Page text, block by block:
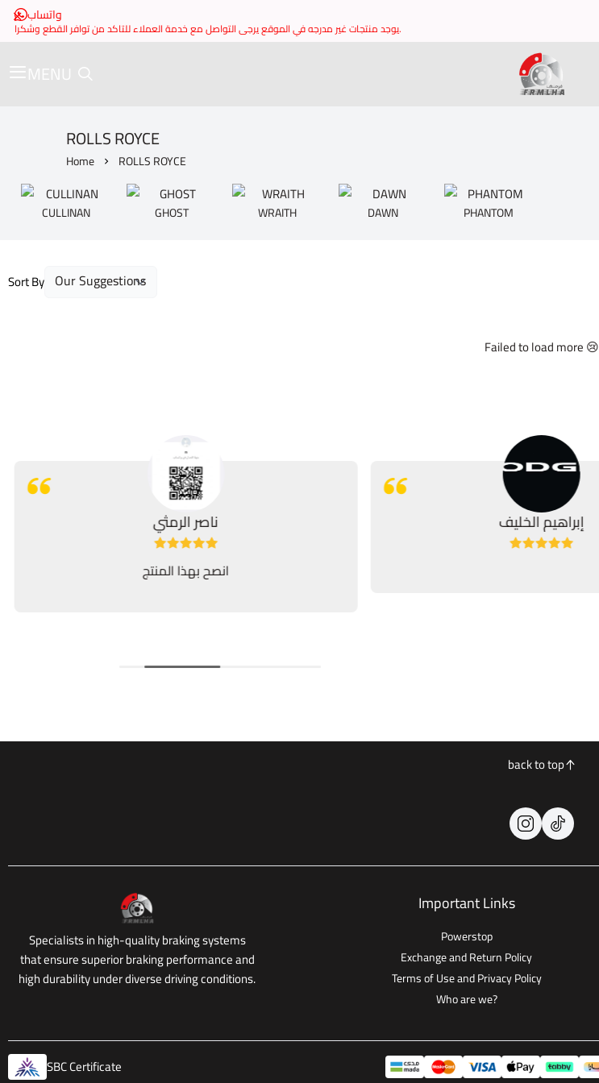
واتساب
يوجد منتجات غير مدرجه في الموقع يرجى التواصل مع خدمة العملاء للتاكد من توافر القطع وشكرا.
MENU brake it
ROLLS ROYCE
Home ROLLS ROYCE
CULLINAN GHOST WRAITH DAWN PHANTOM
Sort By
Failed to load more 😢
ناصر الرمثي
انصح بهذا المنتج
إبراهيم الخليف
back to top
Specialists in high-quality braking systems
that ensure superior braking performance and
high durability under diverse driving conditions.
Important Links
Powerstop
Exchange and Return Policy
Terms of Use and Privacy Policy
Who are we?
SBC Certificate